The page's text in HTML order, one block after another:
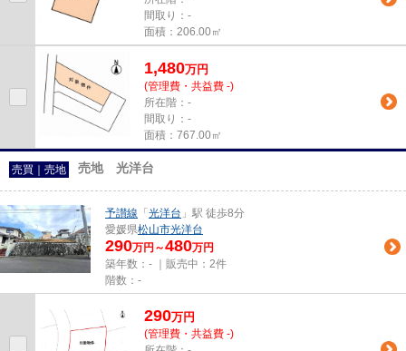
間取り：-
面積：206.00㎡
1,480万円
(管理費・共益費 -)
所在階：-
間取り：-
面積：767.00㎡
売買｜売地 売地 光洋台
予讃線 「 光洋台 」駅 徒歩8分
愛媛県松山市光洋台
290万円～480万円
築年数：- ｜販売中： 2件
階数：-
290万円
(管理費・共益費 -)